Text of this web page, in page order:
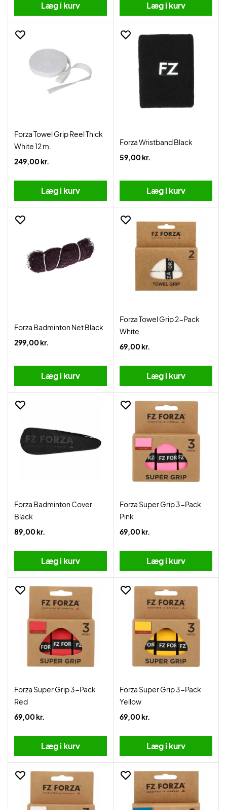
Læg i kurv Læg i kurv
Forza Towel Grip Reel Thick
White 12 m.
249,00 kr.
Læg i kurv
Forza Wristband Black
59,00 kr.
Læg i kurv
Forza Badminton Net Black
299,00 kr.
Læg i kurv
Forza Towel Grip 2-Pack
White
69,00 kr.
Læg i kurv
Forza Badminton Cover
Black
89,00 kr.
Læg i kurv
Forza Super Grip 3-Pack
Pink
69,00 kr.
Læg i kurv
Forza Super Grip 3-Pack
Red
69,00 kr.
Læg i kurv
Forza Super Grip 3-Pack
Yellow
69,00 kr.
Læg i kurv